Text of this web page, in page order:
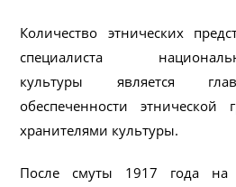
Количество этнических
специалиста
культуры является
обеспеченности
хранителями культуры.
После смуты 1917 года на